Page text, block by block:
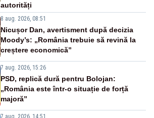
autorități
8 aug. 2026, 08:51
Nicușor Dan, avertisment după decizia
Moody’s: „România trebuie să revină la
creștere economică”
7 aug. 2026, 15:26
PSD, replică dură pentru Bolojan:
„România este într-o situație de forță
majoră”
7 aug. 2026, 14:51